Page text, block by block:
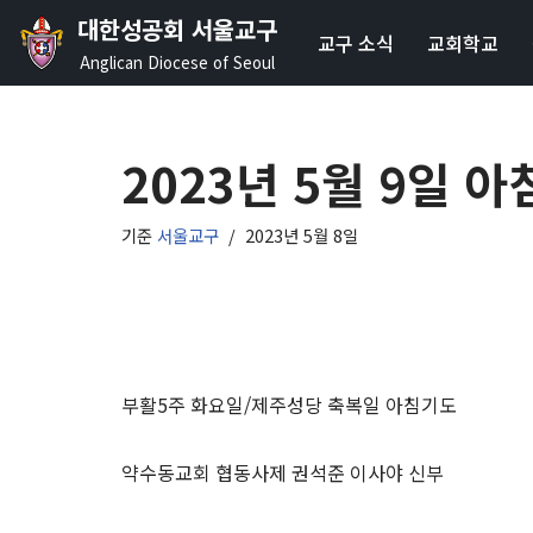
콘
대한성공회 서울교구
Anglican Diocese of Seoul
교구 소식 교회학교
2023년 5월 9일 아
기준 서울교구 2023년 5월 8일
부활5주 화요일/제주성당 축복일 아침기도
약수동교회 협동사제 권석준 이사야 신부